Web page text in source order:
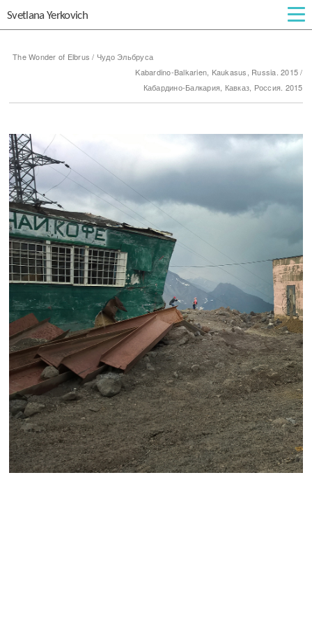
Svetlana Yerkovich
The Wonder of Elbrus / Чудо Эльбруса
Kabardino-Balkarien, Kaukasus, Russia. 2015 /
Кабардино-Балкария, Кавказ, Россия. 2015